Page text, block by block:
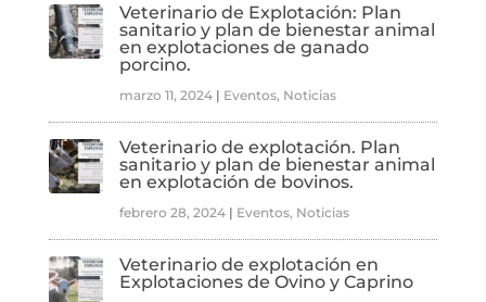
Veterinario de Explotación: Plan
sanitario y plan de bienestar animal
en explotaciones de ganado
porcino.
marzo 11, 2024| Eventos, Noticias
Veterinario de explotación. Plan
sanitario y plan de bienestar animal
en explotación de bovinos.
febrero 28, 2024| Eventos, Noticias
Veterinario de explotación en
Explotaciones de Ovino y Caprino